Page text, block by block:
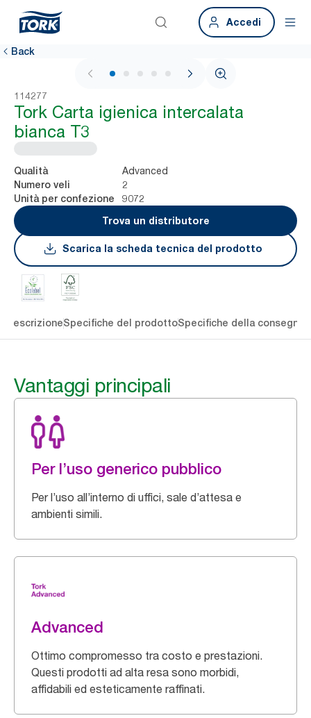
Accedi
Back
1 / 5
114277
Tork Carta igienica intercalata
bianca T3
Qualità Advanced
Numero veli 2
Unità per confezione
9072
Trova un distributore
Scarica la scheda tecnica del prodotto
DescrizioneSpecifiche del prodottoSpecifiche della consegna
Vantaggi principali
Per l’uso generico pubblico
Per l’uso all’interno di uffici, sale d’attesa e
ambienti simili.
Advanced
Ottimo compromesso tra costo e prestazioni.
Questi prodotti ad alta resa sono morbidi,
affidabili ed esteticamente raffinati.